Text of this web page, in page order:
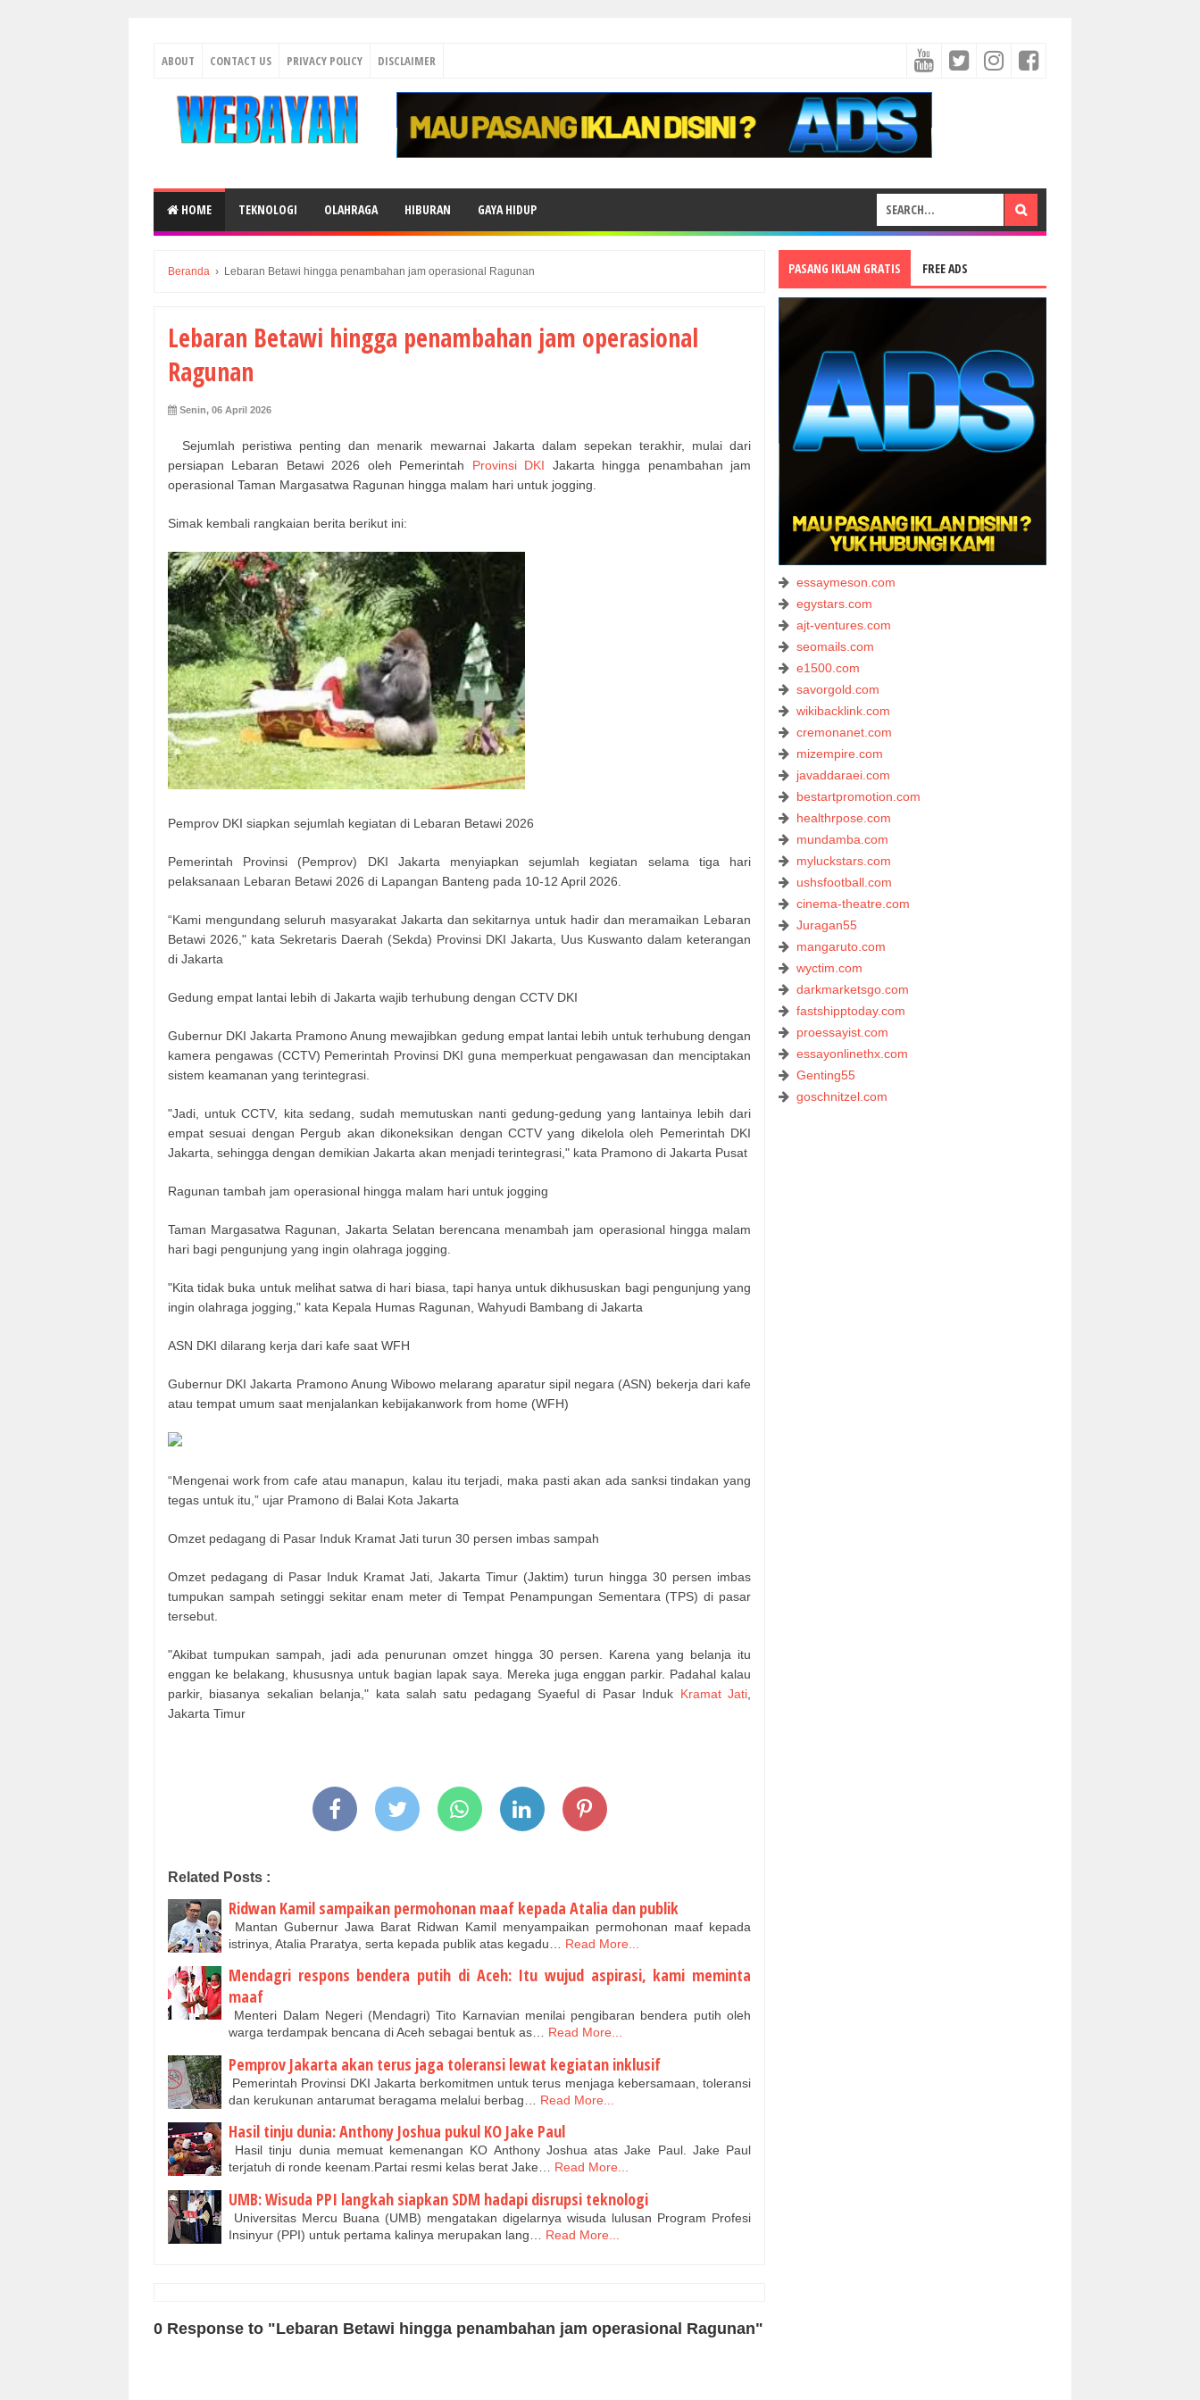
ABOUT CONTACT US PRIVACY POLICY DISCLAIMER
HOME TEKNOLOGI OLAHRAGA HIBURAN GAYA HIDUP
Beranda › Lebaran Betawi hingga penambahan jam operasional Ragunan
Lebaran Betawi hingga penambahan jam operasional
Ragunan
Senin, 06 April 2026
Sejumlah peristiwa penting dan menarik mewarnai Jakarta dalam sepekan terakhir, mulai dari
persiapan Lebaran Betawi 2026 oleh Pemerintah Provinsi DKI Jakarta hingga penambahan jam
operasional Taman Margasatwa Ragunan hingga malam hari untuk jogging.
Simak kembali rangkaian berita berikut ini:
Pemprov DKI siapkan sejumlah kegiatan di Lebaran Betawi 2026
Pemerintah Provinsi (Pemprov) DKI Jakarta menyiapkan sejumlah kegiatan selama tiga hari
pelaksanaan Lebaran Betawi 2026 di Lapangan Banteng pada 10-12 April 2026.
“Kami mengundang seluruh masyarakat Jakarta dan sekitarnya untuk hadir dan meramaikan Lebaran
Betawi 2026," kata Sekretaris Daerah (Sekda) Provinsi DKI Jakarta, Uus Kuswanto dalam keterangan
di Jakarta
Gedung empat lantai lebih di Jakarta wajib terhubung dengan CCTV DKI
Gubernur DKI Jakarta Pramono Anung mewajibkan gedung empat lantai lebih untuk terhubung dengan
kamera pengawas (CCTV) Pemerintah Provinsi DKI guna memperkuat pengawasan dan menciptakan
sistem keamanan yang terintegrasi.
"Jadi, untuk CCTV, kita sedang, sudah memutuskan nanti gedung-gedung yang lantainya lebih dari
empat sesuai dengan Pergub akan dikoneksikan dengan CCTV yang dikelola oleh Pemerintah DKI
Jakarta, sehingga dengan demikian Jakarta akan menjadi terintegrasi," kata Pramono di Jakarta Pusat
Ragunan tambah jam operasional hingga malam hari untuk jogging
Taman Margasatwa Ragunan, Jakarta Selatan berencana menambah jam operasional hingga malam
hari bagi pengunjung yang ingin olahraga jogging.
"Kita tidak buka untuk melihat satwa di hari biasa, tapi hanya untuk dikhususkan bagi pengunjung yang
ingin olahraga jogging," kata Kepala Humas Ragunan, Wahyudi Bambang di Jakarta
ASN DKI dilarang kerja dari kafe saat WFH
Gubernur DKI Jakarta Pramono Anung Wibowo melarang aparatur sipil negara (ASN) bekerja dari kafe
atau tempat umum saat menjalankan kebijakanwork from home (WFH)
“Mengenai work from cafe atau manapun, kalau itu terjadi, maka pasti akan ada sanksi tindakan yang
tegas untuk itu,” ujar Pramono di Balai Kota Jakarta
Omzet pedagang di Pasar Induk Kramat Jati turun 30 persen imbas sampah
Omzet pedagang di Pasar Induk Kramat Jati, Jakarta Timur (Jaktim) turun hingga 30 persen imbas
tumpukan sampah setinggi sekitar enam meter di Tempat Penampungan Sementara (TPS) di pasar
tersebut.
"Akibat tumpukan sampah, jadi ada penurunan omzet hingga 30 persen. Karena yang belanja itu
enggan ke belakang, khususnya untuk bagian lapak saya. Mereka juga enggan parkir. Padahal kalau
parkir, biasanya sekalian belanja," kata salah satu pedagang Syaeful di Pasar Induk Kramat Jati
Jakarta Timur
Related Posts :
Ridwan Kamil sampaikan permohonan maaf kepada Atalia dan publik
Mantan Gubernur Jawa Barat Ridwan Kamil menyampaikan permohonan maaf kepada
istrinya, Atalia Praratya, serta kepada publik atas kegadu…
Read More...
Mendagri respons bendera putih di Aceh: Itu wujud aspirasi, kami meminta
maaf
Menteri Dalam Negeri (Mendagri) Tito Karnavian menilai pengibaran bendera putih oleh
warga terdampak bencana di Aceh sebagai bentuk as… Read More...
Pemprov Jakarta akan terus jaga toleransi lewat kegiatan inklusif
Pemerintah Provinsi DKI Jakarta berkomitmen untuk terus menjaga kebersamaan, toleransi
dan kerukunan antarumat beragama melalui berbag…
Read More...
Hasil tinju dunia: Anthony Joshua pukul KO Jake Paul
Hasil tinju dunia memuat kemenangan KO Anthony Joshua atas Jake Paul. Jake Paul
terjatuh di ronde keenam.Partai resmi kelas berat Jake… Read More...
UMB: Wisuda PPI langkah siapkan SDM hadapi disrupsi teknologi
Universitas Mercu Buana (UMB) mengatakan digelarnya wisuda lulusan Program Profesi
Insinyur (PPI) untuk pertama kalinya merupakan lang…
Read More...
0 Response to "Lebaran Betawi hingga penambahan jam operasional Ragunan"
PASANG IKLAN GRATIS FREE ADS
essaymeson.com
egystars.com
ajt-ventures.com
seomails.com
e1500.com
savorgold.com
wikibacklink.com
cremonanet.com
mizempire.com
javaddaraei.com
bestartpromotion.com
healthrpose.com
mundamba.com
myluckstars.com
ushsfootball.com
cinema-theatre.com
Juragan55
mangaruto.com
wyctim.com
darkmarketsgo.com
fastshipptoday.com
proessayist.com
essayonlinethx.com
Genting55
goschnitzel.com